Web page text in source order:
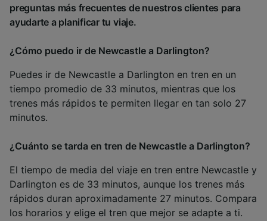
preguntas más frecuentes de nuestros clientes para
ayudarte a planificar tu viaje.
¿Cómo puedo ir de Newcastle a Darlington?
Puedes ir de Newcastle a Darlington en tren en un
tiempo promedio de 33 minutos, mientras que los
trenes más rápidos te permiten llegar en tan solo 27
minutos.
¿Cuánto se tarda en tren de Newcastle a Darlington?
El tiempo de media del viaje en tren entre Newcastle y
Darlington es de 33 minutos, aunque los trenes más
rápidos duran aproximadamente 27 minutos. Compara
los horarios y elige el tren que mejor se adapte a ti.